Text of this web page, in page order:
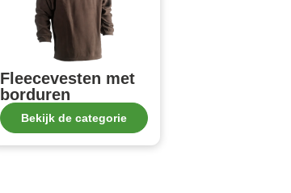
Fleecevesten met
borduren
Bekijk de categorie